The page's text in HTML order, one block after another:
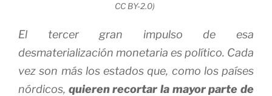
CC BY-2.0)
El tercer gran impulso de esa
desmaterialización monetaria es político. Cada
vez son más los estados que, como los países
nórdicos, quieren recortar la mayor parte de